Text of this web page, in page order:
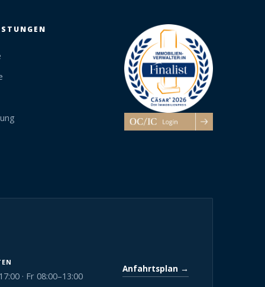
· Fr 08:00–13:00
Anfahrtsplan →